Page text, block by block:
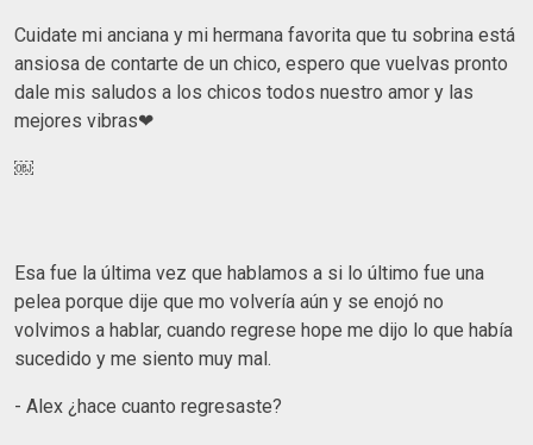
Cuidate mi anciana y mi hermana favorita que tu sobrina está
ansiosa de contarte de un chico, espero que vuelvas pronto
dale mis saludos a los chicos todos nuestro amor y las
mejores vibras❤
￼
Esa fue la última vez que hablamos a si lo último fue una
pelea porque dije que mo volvería aún y se enojó no
volvimos a hablar, cuando regrese hope me dijo lo que había
sucedido y me siento muy mal.
- Alex ¿hace cuanto regresaste?